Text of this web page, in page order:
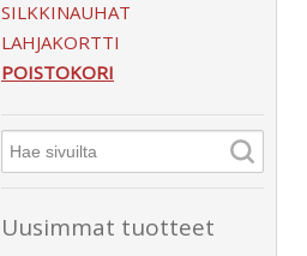
SILKKINAUHAT
LAHJAKORTTI
POISTOKORI
Uusimmat tuotteet